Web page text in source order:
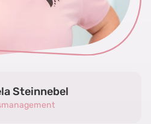
Steinnebel